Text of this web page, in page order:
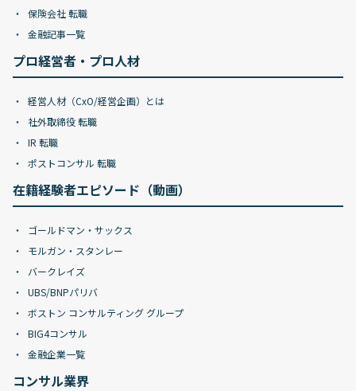
保険会社 転職
金融記事一覧
プロ経営者・プロ人材
経営人材（CxO/経営企画）とは
社外取締役 転職
IR 転職
ポストコンサル 転職
在籍経験者エピソード（動画）
ゴールドマン・サックス
モルガン・スタンレー
バークレイズ
UBS/BNPパリバ
ボストン コンサルティング グループ
BIG4コンサル
金融企業一覧
コンサル業界